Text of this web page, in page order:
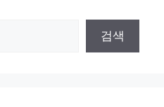
검색